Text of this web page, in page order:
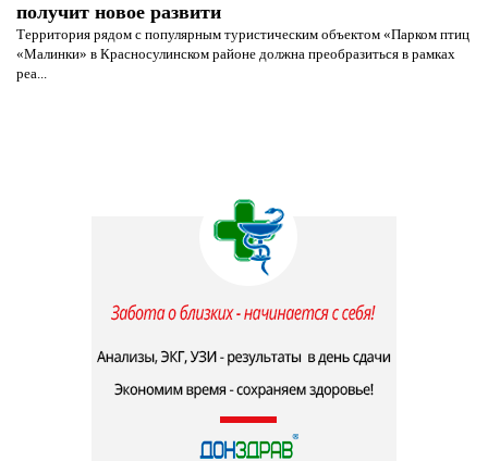
получит новое развити
Территория рядом с популярным туристическим объектом «Парком птиц
«Малинки» в Красносулинском районе должна преобразиться в рамках
реа...